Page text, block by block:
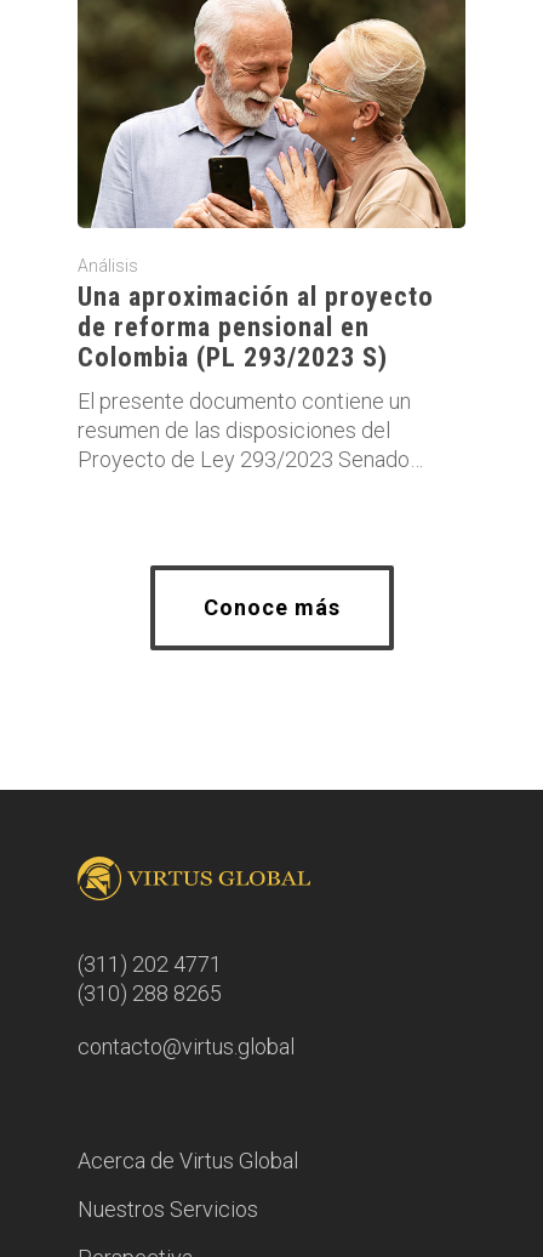
Análisis
Una aproximación al proyecto
de reforma pensional en
Colombia (PL 293/2023 S)
El presente documento contiene un
resumen de las disposiciones del
Proyecto de Ley 293/2023 Senado…
Conoce más
(311) 202 4771
(310) 288 8265
contacto@virtus.global
Acerca de Virtus Global
Nuestros Servicios